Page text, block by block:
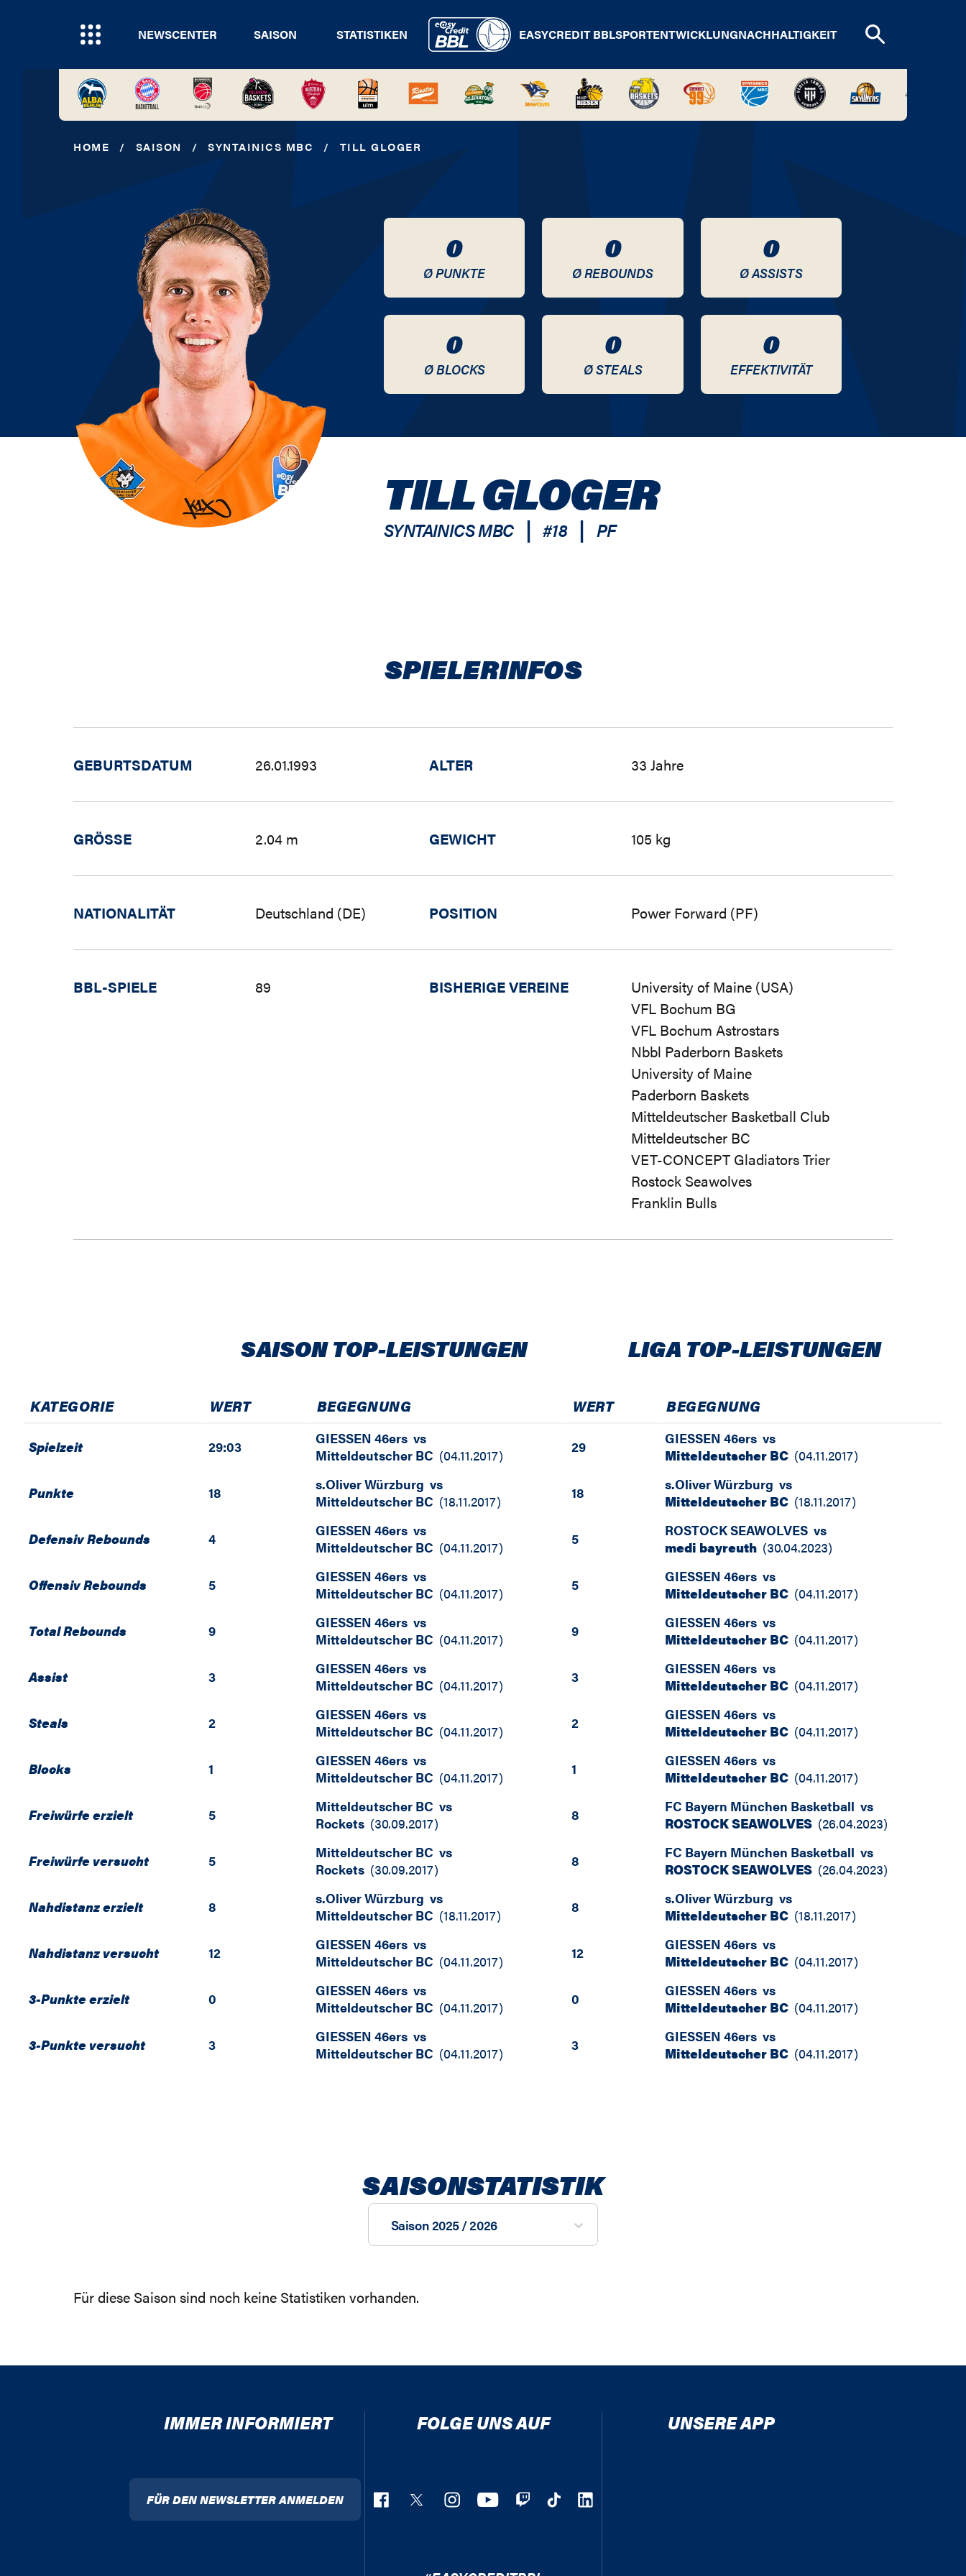
NEWSCENTER SAISON STATISTIKEN EASYCREDIT BBLSPORTENTWICKLUNGNACHHALTIGKEIT
HOME / SAISON / SYNTAINICS MBC / TILL GLOGER
0
Ø PUNKTE
0
Ø REBOUNDS
0
Ø ASSISTS
0
Ø BLOCKS
0
Ø STEALS
0
EFFEKTIVITÄT
TILL GLOGER
SYNTAINICS MBC | #18 | PF
SPIELERINFOS
GEBURTSDATUM 26.01.1993 ALTER 33 Jahre
GRÖSSE 2.04 m GEWICHT 105 kg
NATIONALITÄT Deutschland (DE) POSITION Power Forward (PF)
BBL-SPIELE 89 BISHERIGE VEREINE
University of Maine (USA)
VFL Bochum BG
VFL Bochum Astrostars
Nbbl Paderborn Baskets
University of Maine
Paderborn Baskets
Mitteldeutscher Basketball Club
Mitteldeutscher BC
VET-CONCEPT Gladiators Trier
Rostock Seawolves
Franklin Bulls
SAISON TOP-LEISTUNGEN LIGA TOP-LEISTUNGEN
KATEGORIE WERT BEGEGNUNG WERT BEGEGNUNG
Spielzeit 29:03 GIESSEN 46ers vs
Mitteldeutscher BC (04.11.2017) 29 GIESSEN 46ers vs
Mitteldeutscher BC (04.11.2017)
Punkte 18 s.Oliver Würzburg vs
Mitteldeutscher BC (18.11.2017) 18 s.Oliver Würzburg vs
Mitteldeutscher BC (18.11.2017)
Defensiv Rebounds 4 GIESSEN 46ers vs
Mitteldeutscher BC (04.11.2017) 5 ROSTOCK SEAWOLVES vs
medi bayreuth (30.04.2023)
Offensiv Rebounds 5 GIESSEN 46ers vs
Mitteldeutscher BC (04.11.2017) 5 GIESSEN 46ers vs
Mitteldeutscher BC (04.11.2017)
Total Rebounds 9 GIESSEN 46ers vs
Mitteldeutscher BC (04.11.2017) 9 GIESSEN 46ers vs
Mitteldeutscher BC (04.11.2017)
Assist 3 GIESSEN 46ers vs
Mitteldeutscher BC (04.11.2017) 3 GIESSEN 46ers vs
Mitteldeutscher BC (04.11.2017)
Steals 2 GIESSEN 46ers vs
Mitteldeutscher BC (04.11.2017) 2 GIESSEN 46ers vs
Mitteldeutscher BC (04.11.2017)
Blocks 1 GIESSEN 46ers vs
Mitteldeutscher BC (04.11.2017) 1 GIESSEN 46ers vs
Mitteldeutscher BC (04.11.2017)
Freiwürfe erzielt 5 Mitteldeutscher BC vs
Rockets (30.09.2017) 8 FC Bayern München Basketball vs
ROSTOCK SEAWOLVES (26.04.2023)
Freiwürfe versucht 5 Mitteldeutscher BC vs
Rockets (30.09.2017) 8 FC Bayern München Basketball vs
ROSTOCK SEAWOLVES (26.04.2023)
Nahdistanz erzielt 8 s.Oliver Würzburg vs
Mitteldeutscher BC (18.11.2017) 8 s.Oliver Würzburg vs
Mitteldeutscher BC (18.11.2017)
Nahdistanz versucht 12 GIESSEN 46ers vs
Mitteldeutscher BC (04.11.2017) 12 GIESSEN 46ers vs
Mitteldeutscher BC (04.11.2017)
3-Punkte erzielt 0 GIESSEN 46ers vs
Mitteldeutscher BC (04.11.2017) 0 GIESSEN 46ers vs
Mitteldeutscher BC (04.11.2017)
3-Punkte versucht 3 GIESSEN 46ers vs
Mitteldeutscher BC (04.11.2017) 3 GIESSEN 46ers vs
Mitteldeutscher BC (04.11.2017)
SAISONSTATISTIK
Saison 2025 / 2026
Für diese Saison sind noch keine Statistiken vorhanden.
IMMER INFORMIERT
FÜR DEN NEWSLETTER ANMELDEN
FOLGE UNS AUF UNSERE APP